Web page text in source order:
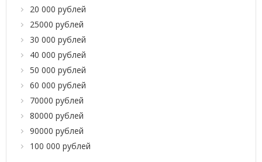
20 000 рублей
25000 рублей
30 000 рублей
40 000 рублей
50 000 рублей
60 000 рублей
70000 рублей
80000 рублей
90000 рублей
100 000 рублей